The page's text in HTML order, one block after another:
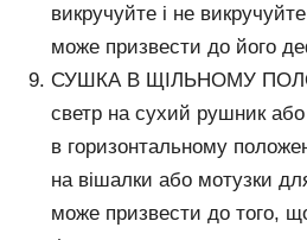
викручуйте і не
може призвести до його
СУШКА В ЩІЛЬНОМУ
светр на сухий рушник
в горизонтальному
на вішалки або мотузки
може призвести до того,